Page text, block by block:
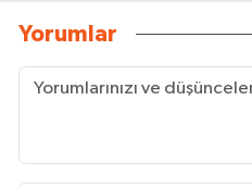
Yorumlar